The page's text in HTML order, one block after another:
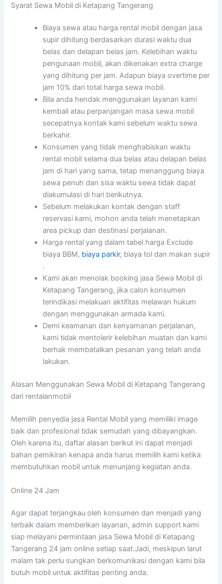
Syarat Sewa Mobil di Ketapang Tangerang
Biaya sewa atau harga rental mobil dengan jasa
supir dihitung berdasarkan durasi waktu dua
belas dan delapan belas jam. Kelebihan waktu
pengunaan mobil, akan dikenakan extra charge
yang dihitung per jam. Adapun biaya overtime per
jam 10% dari total harga sewa mobil.
Bila anda hendak menggunakan layanan kami
kembali atau perpanjangan masa sewa mobil
secepatnya kontak kami sebelum waktu sewa
berkahir.
Konsumen yang tidak menghabiskan waktu
rental mobil selama dua belas atau delapan belas
jam di hari yang sama, tetap menanggung biaya
sewa penuh dan sisa waktu sewa tidak dapat
diakumulasi di hari berikutnya.
Sebelum melakukan kontak dengan staff
reservasi kami, mohon anda telah menetapkan
area pickup dan destinasi perjalanan.
Harga rental yang dalam tabel harga Exclude
biaya BBM, biaya parkir, biaya tol dan makan supir
.
Kami akan menolak booking jasa Sewa Mobil di
Ketapang Tangerang, jika calon konsumen
terindikasi melakuan aktifitas melawan hukum
dengan menggunakan armada kami.
Demi keamanan dan kenyamanan perjalanan,
kami tidak mentolerir kelebihan muatan dan kami
berhak membatalkan pesanan yang telah anda
lakukan.
Alasan Menggunakan Sewa Mobil di Ketapang Tangerang
dari rentalanmobil
Memilih penyedia jasa Rental Mobil yang memiliki image
baik dan profesional tidak semudah yang dibayangkan.
Oleh karena itu, daftar alasan berikut ini dapat menjadi
bahan pemikiran kenapa anda harus memilih kami ketika
membutuhkan mobil untuk menunjang kegiatan anda.
Online 24 Jam
Agar dapat terjangkau oleh konsumen dan menjadi yang
terbaik dalam memberikan layanan, admin support kami
siap melayani permintaan jasa Sewa Mobil di Ketapang
Tangerang 24 jam online setiap saat.Jadi, meskipun larut
malam tak perlu sungkan berkomunikasi dengan kami bila
butuh mobil untuk aktifitas penting anda.